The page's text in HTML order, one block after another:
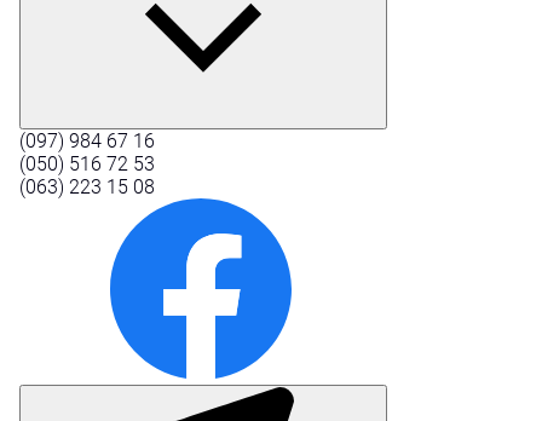
(097) 984 67 16
(050) 516 72 53
(063) 223 15 08